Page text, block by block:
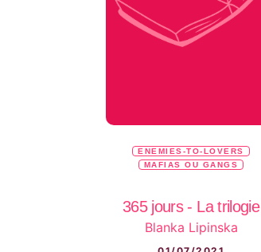
ENEMIES-TO-LOVERS
MAFIAS OU GANGS
365 jours - La trilogie
Blanka Lipinska